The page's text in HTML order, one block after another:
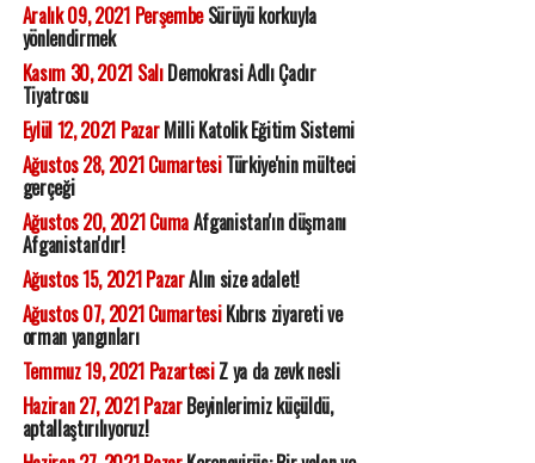
Aralık 09, 2021 PerşembeSürüyü korkuyla
yönlendirmek
Kasım 30, 2021 SalıDemokrasi Adlı Çadır
Tiyatrosu
Eylül 12, 2021 PazarMilli Katolik Eğitim Sistemi
Ağustos 28, 2021 CumartesiTürkiye'nin mülteci
gerçeği
Ağustos 20, 2021 CumaAfganistan'ın düşmanı
Afganistan'dır!
Ağustos 15, 2021 PazarAlın size adalet!
Ağustos 07, 2021 CumartesiKıbrıs ziyareti ve
orman yangınları
Temmuz 19, 2021 PazartesiZ ya da zevk nesli
Haziran 27, 2021 PazarBeyinlerimiz küçüldü,
aptallaştırılıyoruz!